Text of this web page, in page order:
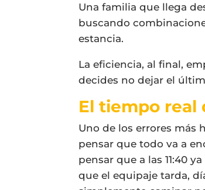
Una familia que llega
buscando
estancia.
La eficiencia, al final,
decides no dejar el
El tiempo real
Uno de los errores más
pensar que todo va a
pensar que a las 11:40
que el equipaje tarda,